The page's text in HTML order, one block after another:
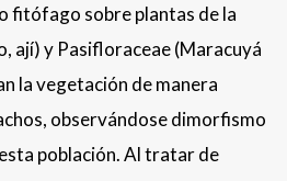
fitófago sobre plantas de la
ají) y Pasifloraceae (Maracuyá
la vegetación de manera
observándose dimorfismo
población. Al tratar de